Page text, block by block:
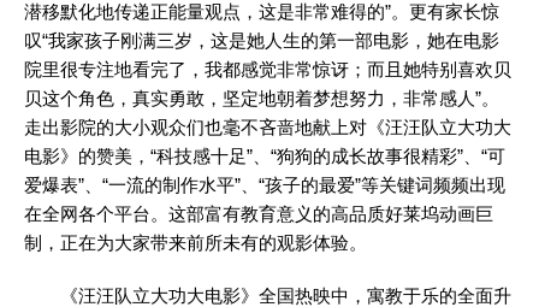
潜移默化地传递正能量观点，这是非常难得的”。更有家长惊
叹“我家孩子刚满三岁，这是她人生的第一部电影，她在电影
院里很专注地看完了，我都感觉非常惊讶；而且她特别喜欢贝
贝这个角色，真实勇敢，坚定地朝着梦想努力，非常感人”。
走出影院的大小观众们也毫不吝啬地献上对《汪汪队立大功大
电影》的赞美，“科技感十足”、“狗狗的成长故事很精彩”、“可
爱爆表”、“一流的制作水平”、“孩子的最爱”等关键词频频出现
在全网各个平台。这部富有教育意义的高品质好莱坞动画巨
制，正在为大家带来前所未有的观影体验。
《汪汪队立大功大电影》全国热映中，寓教于乐的全面升